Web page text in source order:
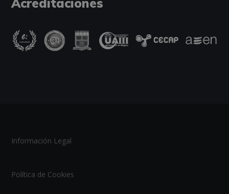
Información Legal
Política de Cookies